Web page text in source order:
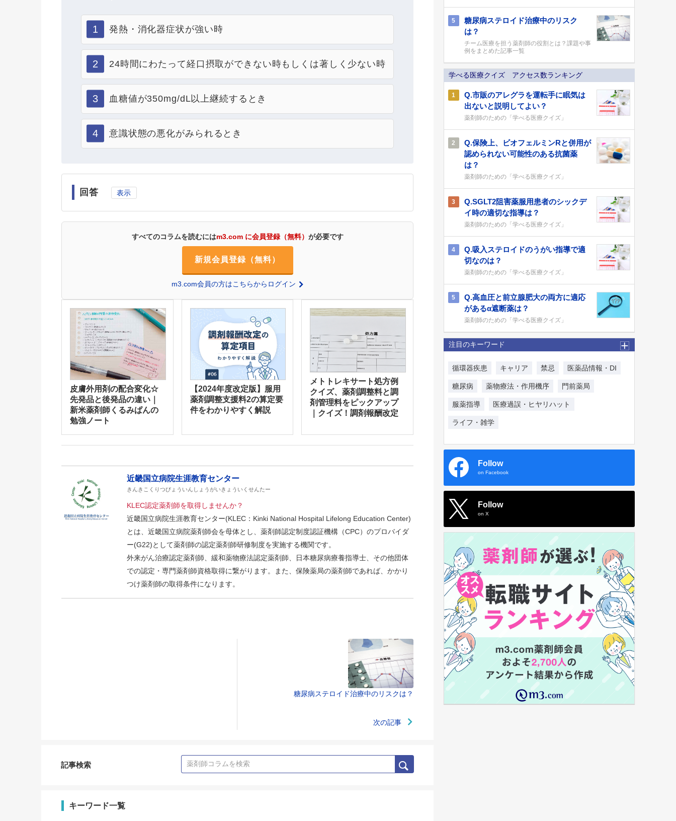
1 発熱・消化器症状が強い時
2 24時間にわたって経口摂取ができない時もしくは著しく少ない時
3 血糖値が350mg/dL以上継続するとき
4 意識状態の悪化がみられるとき
回答 表示
すべてのコラムを読むにはm3.com に会員登録（無料） が必要です
新規会員登録（無料）
m3.com会員の方はこちらからログイン
皮膚外用剤の配合変化☆
先発品と後発品の違い｜
新米薬剤師くるみぱんの
勉強ノート
【2024年度改定版】服用
薬剤調整支援料2の算定要
件をわかりやすく解説
メトトレキサート処方例
クイズ、薬剤調整料と調
剤管理料をピックアップ
｜クイズ！調剤報酬改定
近畿国立病院生涯教育センター
きんきこくりつびょういんしょうがいきょういくせんたー
KLEC認定薬剤師を取得しませんか？
近畿国立病院生涯教育センター(KLEC：Kinki National Hospital Lifelong Education Center)
とは、近畿国立病院薬剤師会を母体とし、薬剤師認定制度認証機構（CPC）のプロバイダ
ー(G22)として薬剤師の認定薬剤師研修制度を実施する機関です。
外来がん治療認定薬剤師、緩和薬物療法認定薬剤師、日本糖尿病療養指導士、その他団体
での認定・専門薬剤師資格取得に繋がります。また、保険薬局の薬剤師であれば、かかり
つけ薬剤師の取得条件になります。
糖尿病ステロイド治療中のリスクは？
次の記事
記事検索
キーワード一覧
5
糖尿病ステロイド治療中のリスク
は？
チーム医療を担う薬剤師の役割とは？課題や事
例をまとめた記事一覧
学べる医療クイズ アクセス数ランキング
1
Q.市販のアレグラを運転手に眠気は
出ないと説明してよい？
薬剤師のための「学べる医療クイズ」
2
Q.保険上、ビオフェルミンRと併用が
認められない可能性のある抗菌薬
は？
薬剤師のための「学べる医療クイズ」
3
Q.SGLT2阻害薬服用患者のシックデ
イ時の適切な指導は？
薬剤師のための「学べる医療クイズ」
4
Q.吸入ステロイドのうがい指導で適
切なのは？
薬剤師のための「学べる医療クイズ」
5
Q.高血圧と前立腺肥大の両方に適応
があるα遮断薬は？
薬剤師のための「学べる医療クイズ」
注目のキーワード
循環器疾患 キャリア 禁忌 医薬品情報・DI
糖尿病 薬物療法・作用機序 門前薬局
服薬指導 医療過誤・ヒヤリハット
ライフ・雑学
Follow
on Facebook
Follow
on X